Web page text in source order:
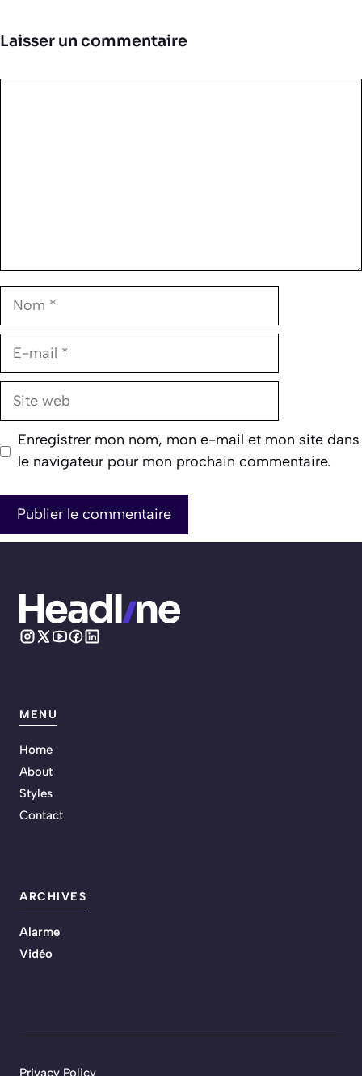
Laisser un commentaire
Nom
E-
Site
Enregistrer mon nom, mon e-mail et mon site dans
le navigateur pour mon prochain commentaire.
MENU
Home
About
Styles
Contact
ARCHIVES
Alarme
Vidéo
Privacy Policy